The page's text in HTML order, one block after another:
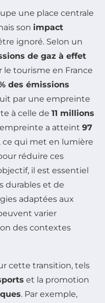
une place centrale
son impact
ignoré. Selon un
de gaz à effet
le tourisme en France
% des émissions
par une empreinte
à celle de 11 millions
empreinte a atteint 97
, ce qui met en lumière
réduire ces
il est essentiel
durables et de
adaptées aux
varier
des contextes
cette transition, tels
et la promotion
. Par exemple,